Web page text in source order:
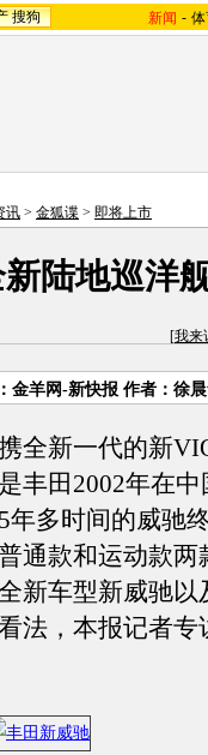
搜狗 新闻 -
讯 > 金狐谍 > 即将上市
陆地巡洋
[我来
金羊网-新快报 作者：徐
全新一代的新
是丰田2002年在
多时间的威驰
通款和运动款两
新车型新威驰以
法，本报记者专